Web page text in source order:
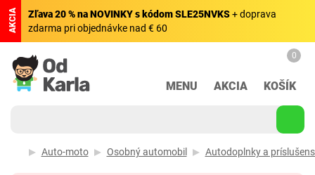
AKCIA Zľava 20 % na NOVINKY s kódom SLE25NVKS+ doprava
zdarma pri objednávke nad € 60
MENU AKCIA
0
KOŠÍK
Auto-moto Osobný automobil Autodoplnky a